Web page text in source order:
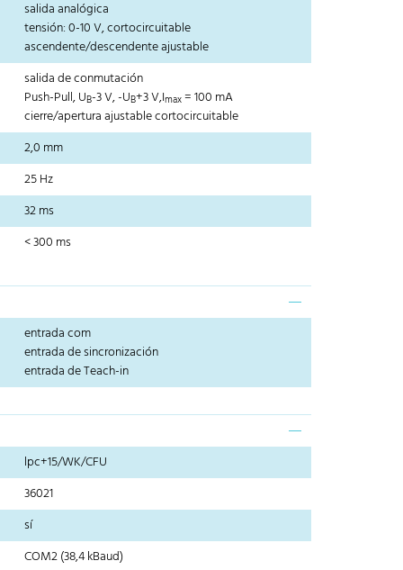
salida analógica
tensión: 0-10 V, cortocircuitable
ascendente/descendente ajustable
salida de conmutación
Push-Pull, UB-3 V, -UB+3 V,Imax= 100 mA
cierre/apertura ajustable cortocircuitable
2,0 mm
25 Hz
32 ms
< 300 ms
entrada com
entrada de sincronización
entrada de Teach-in
lpc+15/WK/CFU
36021
sí
COM2 (38,4 kBaud)